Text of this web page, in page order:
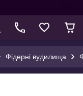
Фідерні вудилища